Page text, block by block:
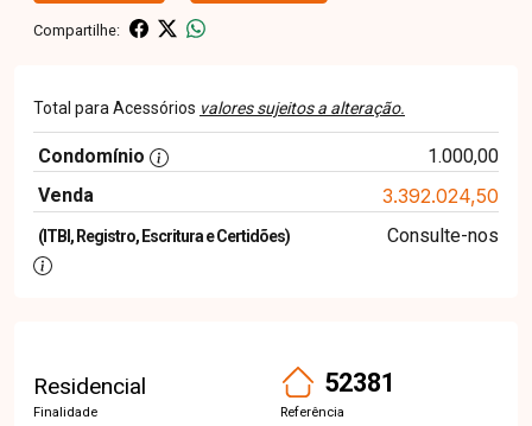
Compartilhe:
Total para Acessórios valores sujeitos a alteração.
Condomínio
1.000,00
Venda
3.392.024,50
(ITBI, Registro, Escritura e Certidões) Consulte-nos
Residencial
Finalidade
52381
Referência